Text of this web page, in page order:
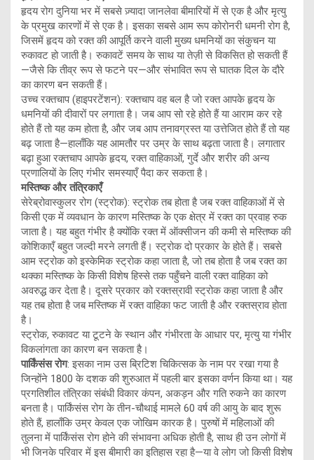
हृदय रोग दुनिया भर में सबसे ज़्यादा जानलेवा बीमारियों में से एक है और मृत्यु
के प्रमुख कारणों में से एक है। इसका सबसे आम रूप कोरोनरी धमनी रोग है,
जिसमें हृदय को रक्त की आपूर्ति करने वाली मुख्य धमनियों का संकुचन या
रुकावट हो जाती है। रुकावटें समय के साथ या तेज़ी से विकसित हो सकती हैं
—जैसे कि तीव्र रूप से फटने पर—और संभावित रूप से घातक दिल के दौरे
का कारण बन सकती हैं।
उच्च रक्तचाप (हाइपरटेंशन): रक्तचाप वह बल है जो रक्त आपके हृदय के
धमनियों की दीवारों पर लगाता है। जब आप सो रहे होते हैं या आराम कर रहे
होते हैं तो यह कम होता है, और जब आप तनावग्रस्त या उत्तेजित होते हैं तो यह
बढ़ जाता है—हालाँकि यह आमतौर पर उम्र के साथ बढ़ता जाता है। लगातार
बढ़ा हुआ रक्तचाप आपके हृदय, रक्त वाहिकाओं, गुर्दे और शरीर की अन्य
प्रणालियों के लिए गंभीर समस्याएँ पैदा कर सकता है।
मस्तिष्क और तंत्रिकाएँ
सेरेब्रोवास्कुलर रोग (स्ट्रोक): स्ट्रोक तब होता है जब रक्त वाहिकाओं में से
किसी एक में व्यवधान के कारण मस्तिष्क के एक क्षेत्र में रक्त का प्रवाह रुक
जाता है। यह बहुत गंभीर है क्योंकि रक्त में ऑक्सीजन की कमी से मस्तिष्क की
कोशिकाएँ बहुत जल्दी मरने लगती हैं। स्ट्रोक दो प्रकार के होते हैं। सबसे
आम स्ट्रोक को इस्केमिक स्ट्रोक कहा जाता है, जो तब होता है जब रक्त का
थक्का मस्तिष्क के किसी विशेष हिस्से तक पहुँचने वाली रक्त वाहिका को
अवरुद्ध कर देता है। दूसरे प्रकार को रक्तस्रावी स्ट्रोक कहा जाता है और
यह तब होता है जब मस्तिष्क में रक्त वाहिका फट जाती है और रक्तस्राव होता
है।
स्ट्रोक, रुकावट या टूटने के स्थान और गंभीरता के आधार पर, मृत्यु या गंभीर
विकलांगता का कारण बन सकता है।
पार्किंसंस रोग: इसका नाम उस ब्रिटिश चिकित्सक के नाम पर रखा गया है
जिन्होंने 1800 के दशक की शुरुआत में पहली बार इसका वर्णन किया था। यह
प्रगतिशील तंत्रिका संबंधी विकार कंपन, अकड़न और गति रुकने का कारण
बनता है। पार्किंसंस रोग के तीन-चौथाई मामले 60 वर्ष की आयु के बाद शुरू
होते हैं, हालाँकि उम्र केवल एक जोखिम कारक है। पुरुषों में महिलाओं की
तुलना में पार्किंसंस रोग होने की संभावना अधिक होती है, साथ ही उन लोगों में
भी जिनके परिवार में इस बीमारी का इतिहास रहा है—या वे लोग जो किसी विशेष